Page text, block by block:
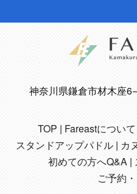
神奈川県鎌倉市材木座
TOP Fareastについて
スタンドアップパドル
カ
初めての方へQ&A
ご予約